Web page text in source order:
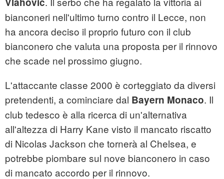
bianconeri nell'ultimo turno contro il Lecce, non
ha ancora deciso il proprio futuro con il club
bianconero che valuta una proposta per il rinnovo
che scade nel prossimo giugno.
L'attaccante classe 2000 è corteggiato da diversi
pretendenti, a cominciare dal Bayern Monaco. Il
club tedesco è alla ricerca di un'alternativa
all'altezza di Harry Kane visto il mancato riscatto
di Nicolas Jackson che tornerà al Chelsea, e
potrebbe piombare sul nove bianconero in caso
di mancato accordo per il rinnovo.